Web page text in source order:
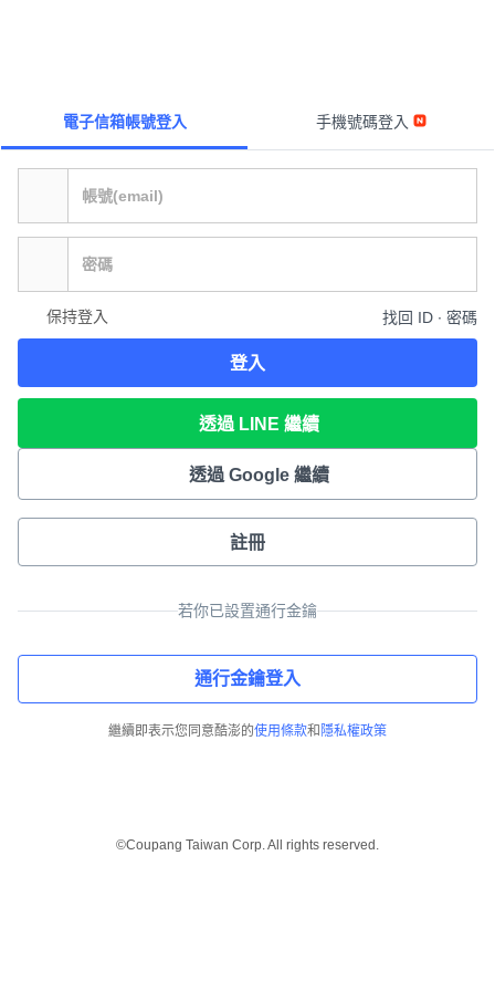
電子信箱帳號登入 手機號碼登入
保持登入 找回 ID ∙ 密碼
登入
透過 LINE 繼續
透過 Google 繼續
註冊
若你已設置通行金鑰
通行金鑰登入
繼續即表示您同意酷澎的使用條款和 隱私權政策
©Coupang Taiwan Corp. All rights reserved.